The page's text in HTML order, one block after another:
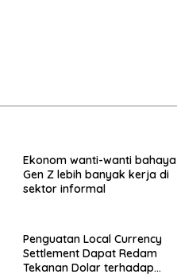
Ekonom wanti-wanti bahaya
Gen Z lebih banyak kerja di
sektor informal
Penguatan Local Currency
Settlement Dapat Redam
Tekanan Dolar terhadap